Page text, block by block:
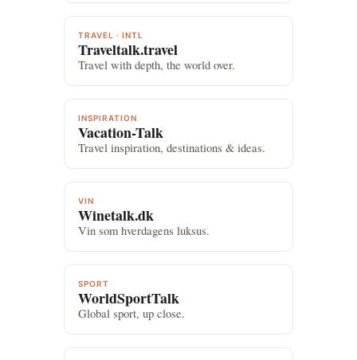
TRAVEL · INTL
Traveltalk.travel
Travel with depth, the world over.
INSPIRATION
Vacation-Talk
Travel inspiration, destinations & ideas.
VIN
Winetalk.dk
Vin som hverdagens luksus.
SPORT
WorldSportTalk
Global sport, up close.